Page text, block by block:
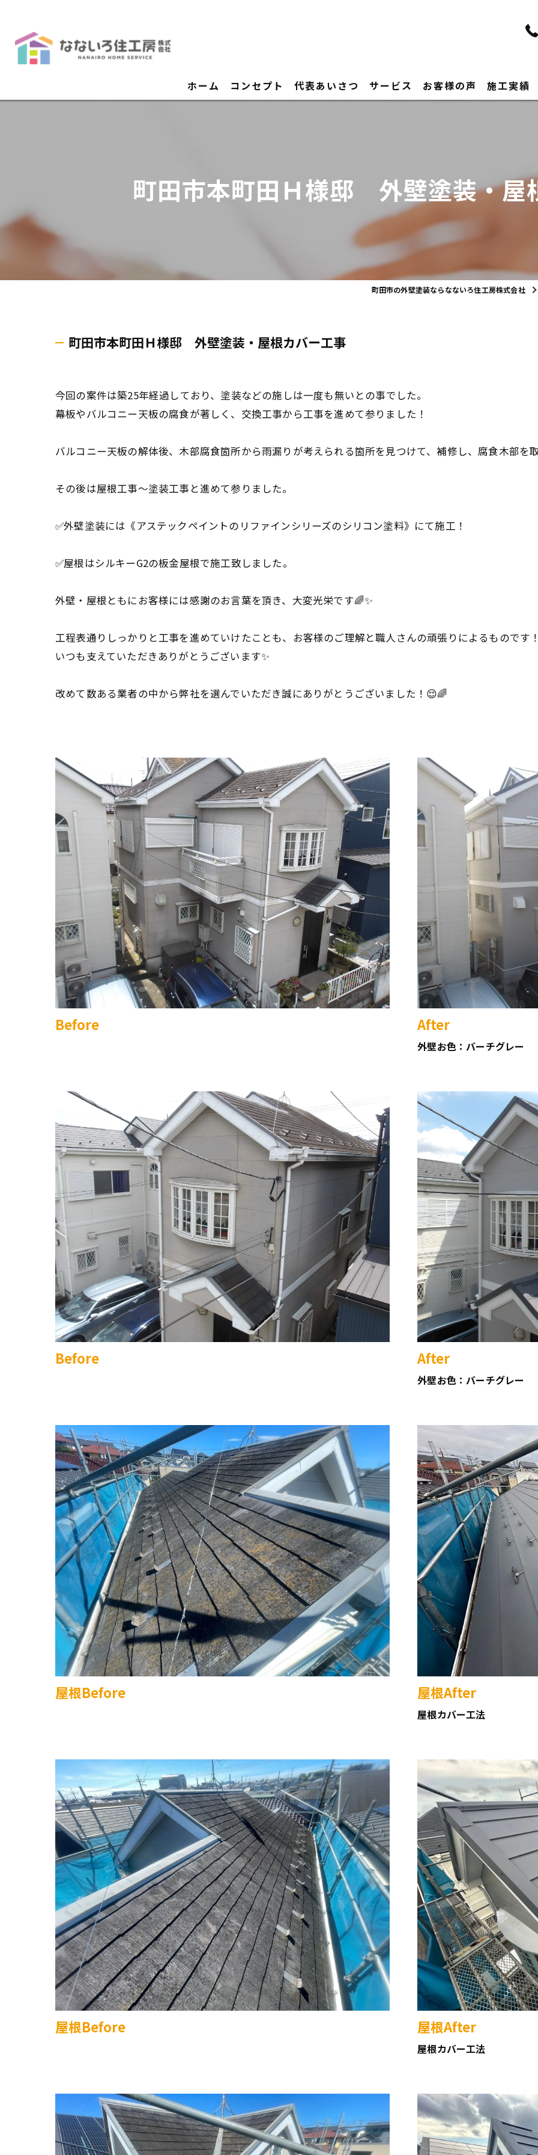
ホーム コンセプト 代表あいさつ サービス お客様の声 施工実績
町田市本町田Ｈ様邸 外壁塗装・屋
町田市の外壁塗装ならなないろ住工房株式会社
町田市本町田Ｈ様邸 外壁塗装・屋根カバー工事
今回の案件は築25年経過しており、塗装などの施しは一度も無いとの事でした。
幕板やバルコニー天板の腐食が著しく、交換工事から工事を進めて参りました！
バルコニー天板の解体後、木部腐食箇所から雨漏りが考えられる箇所を見つけて、補修し、腐食木部を
その後は屋根工事〜塗装工事と進めて参りました。
✅外壁塗装には《アステックペイントのリファインシリーズのシリコン塗料》にて施工！
✅屋根はシルキーG2の板金屋根で施工致しました。
外壁・屋根ともにお客様には感謝のお言葉を頂き、大変光栄です🌈✨
工程表通りしっかりと工事を進めていけたことも、お客様のご理解と職人さんの頑張りによるものです
いつも支えていただきありがとうございます✨
改めて数ある業者の中から弊社を選んでいただき誠にありがとうございました！😌🌈
Before After
外壁お色：バーチグレー
Before After
外壁お色：バーチグレー
屋根Before 屋根After
屋根カバー工法
屋根Before 屋根After
屋根カバー工法